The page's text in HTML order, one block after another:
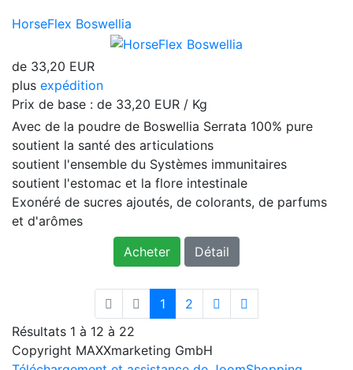
HorseFlex Boswellia
de 33,20 EUR
plus expédition
Prix ​​de base : de 33,20 EUR / Kg
Avec de la poudre de Boswellia Serrata 100% pure
soutient la santé des articulations
soutient l'ensemble du Systèmes immunitaires
soutient l'estomac et la flore intestinale
Exonéré de sucres ajoutés, de colorants, de parfums
et d'arômes
Acheter
Détail
1
2
Résultats 1 à 12 à 22
Copyright MAXXmarketing GmbH